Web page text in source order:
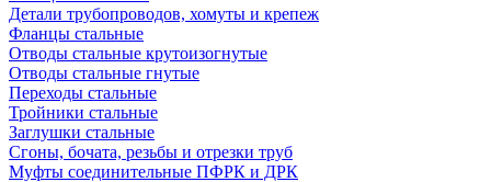
Детали трубопроводов, хомуты и крепеж
Фланцы стальные
Отводы стальные крутоизогнутые
Отводы стальные гнутые
Переходы стальные
Тройники стальные
Заглушки стальные
Сгоны, бочата, резьбы и отрезки труб
Муфты соединительные ПФРК и ДРК